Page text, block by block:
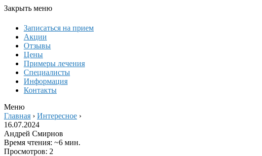
Закрыть меню
Записаться на прием
Акции
Отзывы
Цены
Примеры лечения
Специалисты
Информация
Контакты
Меню
Главная › Интересное ›
16.07.2024
Андрей Смирнов
Время чтения: ~6 мин.
Просмотров: 2